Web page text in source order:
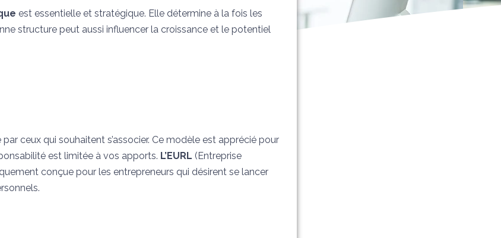
est essentielle et stratégique. Elle détermine à la fois les
structure peut aussi influencer la croissance et le potentiel
ceux qui souhaitent s’associer. Ce modèle est apprécié pour
est limitée à vos apports. L’EURL (Entreprise
conçue pour les entrepreneurs qui désirent se lancer